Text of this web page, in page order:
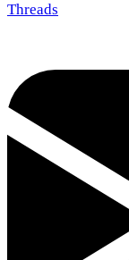
Threads